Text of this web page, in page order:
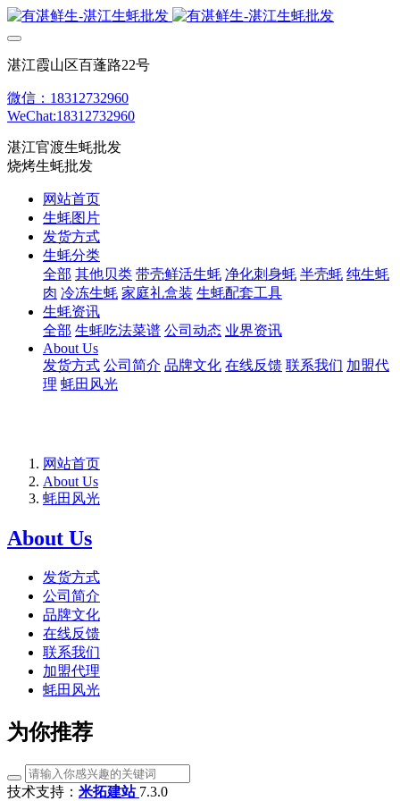
湛江霞山区百蓬路22号
微信：18312732960
WeChat:18312732960
湛江官渡生蚝批发
烧烤生蚝批发
网站首页
生蚝图片
发货方式
生蚝分类
全部 其他贝类 带壳鲜活生蚝 净化刺身蚝 半壳蚝 纯生蚝
肉 冷冻生蚝 家庭礼盒装 生蚝配套工具
生蚝资讯
全部 生蚝吃法菜谱 公司动态 业界资讯
About Us
发货方式 公司简介 品牌文化 在线反馈 联系我们 加盟代
理 蚝田风光
网站首页
About Us
蚝田风光
About Us
发货方式
公司简介
品牌文化
在线反馈
联系我们
加盟代理
蚝田风光
为你推荐
技术支持： 米拓建站 7.3.0